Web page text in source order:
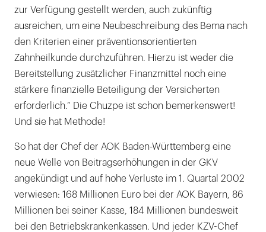
zur Verfügung gestellt werden, auch zukünftig
ausreichen, um eine Neubeschreibung des Bema nach
den Kriterien einer präventionsorientierten
Zahnheilkunde durchzuführen. Hierzu ist weder die
Bereitstellung zusätzlicher Finanzmittel noch eine
stärkere finanzielle Beteiligung der Versicherten
erforderlich.“ Die Chuzpe ist schon bemerkenswert!
Und sie hat Methode!
So hat der Chef der AOK Baden-Württemberg eine
neue Welle von Beitragserhöhungen in der GKV
angekündigt und auf hohe Verluste im 1. Quartal 2002
verwiesen: 168 Millionen Euro bei der AOK Bayern, 86
Millionen bei seiner Kasse, 184 Millionen bundesweit
bei den Betriebskrankenkassen. Und jeder KZV-Chef